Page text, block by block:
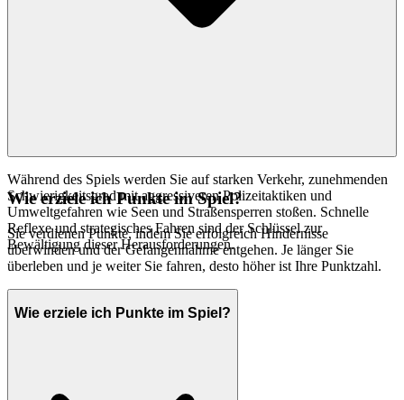
Während des Spiels werden Sie auf starken Verkehr, zunehmenden
Schwierigkeitsgrad mit aggressiveren Polizeitaktiken und
Umweltgefahren wie Seen und Straßensperren stoßen. Schnelle
Reflexe und strategisches Fahren sind der Schlüssel zur
Bewältigung dieser Herausforderungen.
Wie erziele ich Punkte im Spiel?
Sie verdienen Punkte, indem Sie erfolgreich Hindernisse
überwinden und der Gefangennahme entgehen. Je länger Sie
überleben und je weiter Sie fahren, desto höher ist Ihre Punktzahl.
Wie erziele ich Punkte im Spiel?